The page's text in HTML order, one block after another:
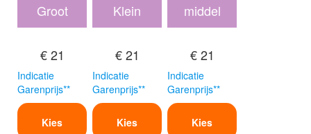
Groot
€ 21
Indicatie
Garenprijs**
Kies
Klein
€ 21
Indicatie
Garenprijs**
Kies
middel
€ 21
Indicatie
Garenprijs**
Kies